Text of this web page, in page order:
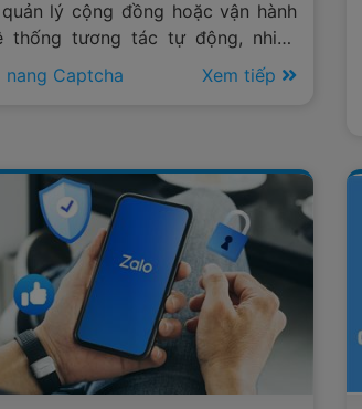
lý cộng đồng hoặc vận hành
thống tương tác tự động, nhiều
thường xuyên gặp phải tình
tảng yêu cầu xác thực captcha
nang Captcha Xem tiếp